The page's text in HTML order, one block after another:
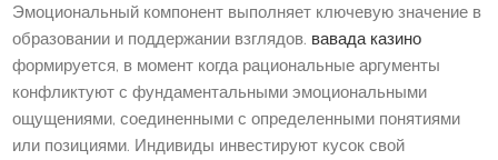
Эмоциональный компонент выполняет ключевую значение в
образовании и поддержании взглядов. вавада казино
формируется, в момент когда рациональные аргументы
конфликтуют с фундаментальными эмоциональными
ощущениями, соединенными с определенными понятиями
или позициями. Индивиды инвестируют кусок свой